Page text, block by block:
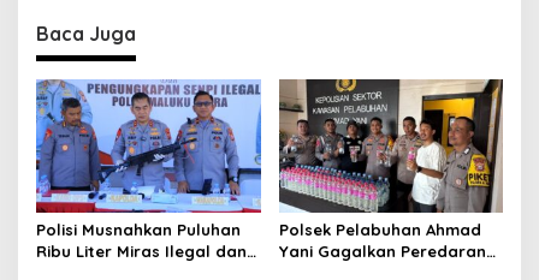
a
v
i
g
a
t
i
o
Baca Juga
Polisi Musnahkan Puluhan
Ribu Liter Miras Ilegal dan
Polsek Pelabuhan Ahmad
Yani Gagalkan Peredaran